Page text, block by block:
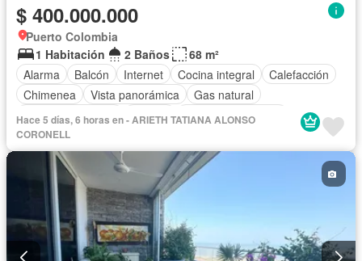
$ 400.000.000
Puerto Colombia
1 Habitación
2 Baños
68 m²
Alarma
Balcón Internet Cocina integral
Calefacción
Chimenea
Vista panorámica
Gas natural
Cuarto de servicio
Jacuzzi
Aire acondicionado
Aparcadero
Patio
Área infantil
Vigilante
Acceso para personas con discapacidad
Barbecue
Caseta de vigilancia
Sauna
Seguridad privada Piscina
Permite mascotas
Permite niños
Hace 5 días, 6 horas en - ARIETH TATIANA ALONSO
CORONELL